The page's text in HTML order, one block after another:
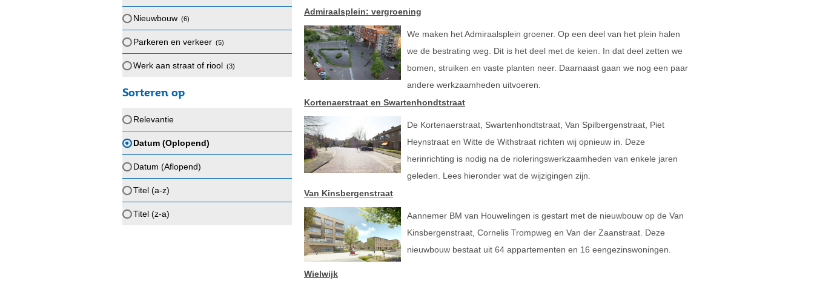
Admiraalsplein: vergroening
We maken het Admiraalsplein groener. Op een deel van het plein halen
we de bestrating weg. Dit is het deel met de keien. In dat deel zetten we
bomen, struiken en vaste planten neer. Daarnaast gaan we nog een paar
andere werkzaamheden uitvoeren.
Kortenaerstraat en Swartenhondtstraat
De Kortenaerstraat, Swartenhondtstraat, Van Spilbergenstraat, Piet
Heynstraat en Witte de Withstraat richten wij opnieuw in. Deze
herinrichting is nodig na de rioleringswerkzaamheden van enkele jaren
geleden. Lees hieronder wat de wijzigingen zijn.
Van Kinsbergenstraat
Aannemer BM van Houwelingen is gestart met de nieuwbouw op de Van
Kinsbergenstraat, Cornelis Trompweg en Van der Zaanstraat. Deze
nieuwbouw bestaat uit 64 appartementen en 16 eengezinswoningen.
Wielwijk
Nieuwbouw (6)
Parkeren en verkeer (5)
Werk aan straat of riool (3)
Sorteren op
Relevantie
Datum (Oplopend)
Datum (Aflopend)
Titel (a-z)
Titel (z-a)